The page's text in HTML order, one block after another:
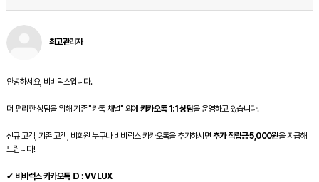
최고관리자
안녕하세요, 비비럭스입니다.
더 편리한 상담을 위해 기존 "카톡 채널" 외에 카카오톡 1:1 상담을 운영하고 있습니다.
신규 고객, 기존 고객, 비회원 누구나 비비럭스 카카오톡을 추가하시면 추가 적립금 5,000원을 지급해
드립니다!
✔ 비비럭스 카카오톡 ID :VVLUX